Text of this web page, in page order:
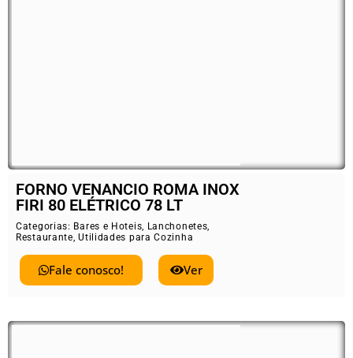
FORNO VENANCIO ROMA INOX
FIRI 80 ELÉTRICO 78 LT
Categorias: Bares e Hoteis, Lanchonetes,
Restaurante,Utilidades para Cozinha
Fale conosco! Ver